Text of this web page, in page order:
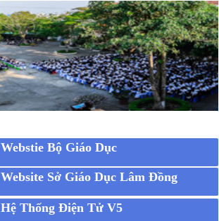
Webstie Bộ Giáo Dục
Website Sở Giáo Dục Lâm Đồng
Hệ Thống Điện Tử V5